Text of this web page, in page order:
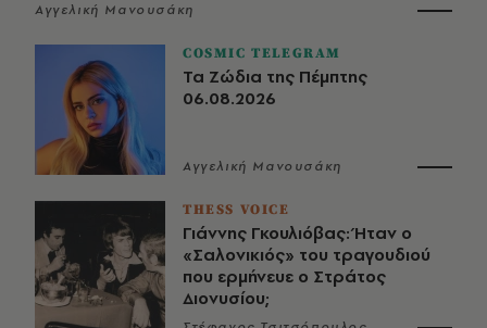
Αγγελική Μανουσάκη
COSMIC TELEGRAM
Τα Ζώδια της Πέμπτης
06.08.2026
Αγγελική Μανουσάκη
THESS VOICE
Γιάννης Γκουλιόβας: Ήταν ο
«Σαλονικιός» του τραγουδιού
που ερμήνευε ο Στράτος
Διονυσίου;